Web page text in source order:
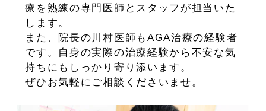
療を熟練の専門医師とスタッフが担当いた
します。
また、院長の川村医師もAGA治療の経験者
です。自身の実際の治療経験から不安な気
持ちにもしっかり寄り添います。
ぜひお気軽にご相談くださいませ。